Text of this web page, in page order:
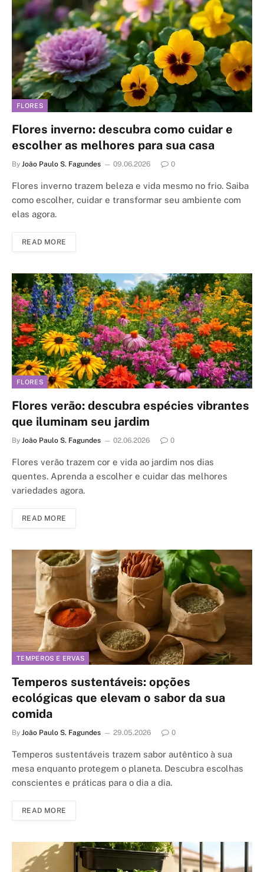
FLORES
Flores inverno: descubra como cuidar e
escolher as melhores para sua casa
By João Paulo S. Fagundes 09.06.2026 0
Flores inverno trazem beleza e vida mesmo no frio. Saiba
como escolher, cuidar e transformar seu ambiente com
elas agora.
READ MORE
FLORES
Flores verão: descubra espécies vibrantes
que iluminam seu jardim
By João Paulo S. Fagundes 02.06.2026 0
Flores verão trazem cor e vida ao jardim nos dias
quentes. Aprenda a escolher e cuidar das melhores
variedades agora.
READ MORE
TEMPEROS E ERVAS
Temperos sustentáveis: opções
ecológicas que elevam o sabor da sua
comida
By João Paulo S. Fagundes 29.05.2026 0
Temperos sustentáveis trazem sabor autêntico à sua
mesa enquanto protegem o planeta. Descubra escolhas
conscientes e práticas para o dia a dia.
READ MORE